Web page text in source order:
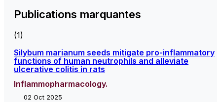
Publications marquantes
(1)
Silybum marianum seeds mitigate pro-inflammatory
functions of human neutrophils and alleviate
ulcerative colitis in rats
Inflammopharmacology.
02 Oct 2025